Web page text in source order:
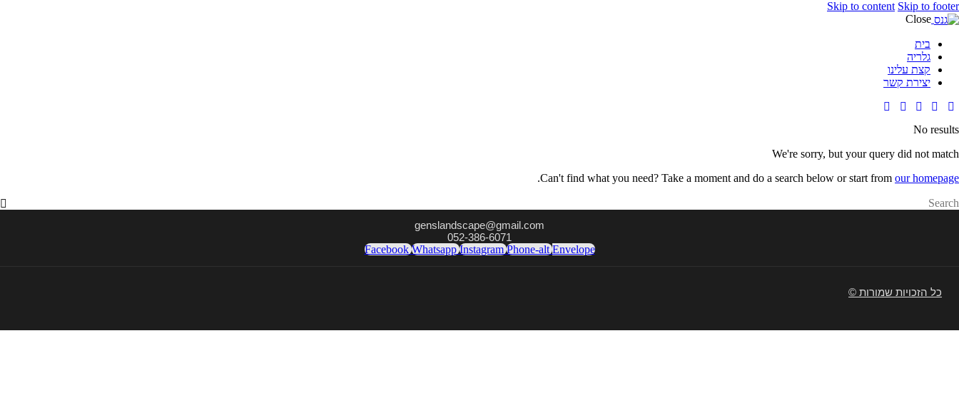
Skip to content Skip to footer
Close
בית
גלריה
קצת עלינו
יצירת קשר
No results
We're sorry, but your query did not match
Can't find what you need? Take a moment and do a search below or start from our homepage
.
genslandscape@gmail.com
052-386-6071
Facebook Whatsapp Instagram Phone-alt Envelope
כל הזכויות שמורות ©